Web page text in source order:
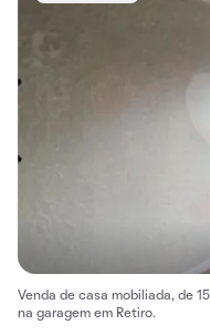
Venda de casa mobiliada, de
na garagem em Retiro.